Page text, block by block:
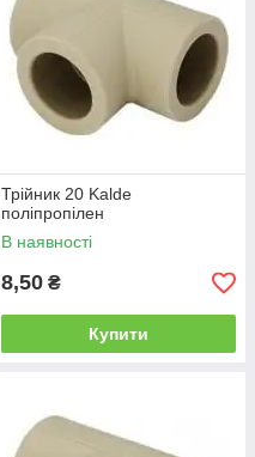
Трійник 20 Kalde
поліпропілен
В наявності
8,50 ₴
Купити